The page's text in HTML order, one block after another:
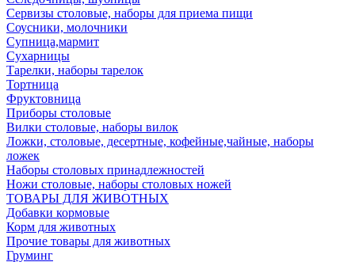
Сервизы столовые, наборы для приема пищи
Соусники, молочники
Супница,мармит
Сухарницы
Тарелки, наборы тарелок
Тортница
Фруктовница
Приборы столовые
Вилки столовые, наборы вилок
Ложки, столовые, десертные, кофейные,чайные, наборы
ложек
Наборы столовых принадлежностей
Ножи столовые, наборы столовых ножей
ТОВАРЫ ДЛЯ ЖИВОТНЫХ
Добавки кормовые
Корм для животных
Прочие товары для животных
Груминг